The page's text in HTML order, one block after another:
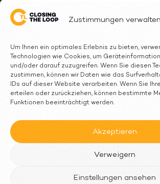
Zustimmungen verwalten
Um Ihnen ein optimales Erlebnis zu bieten,
Technologien wie Cookies, um
und/oder darauf zuzugreifen. Wenn Sie diesen
zustimmen, können wir Daten wie das
IDs auf dieser Website verarbeiten. Wenn Sie
erteilen oder zurückziehen, können bestimmte
Funktionen beeinträchtigt werden.
Akzeptieren
Verweigern
Einstellungen ansehen
Client Cases
FAQ
Contact
Follow Us
Cookie & Privacy Statement